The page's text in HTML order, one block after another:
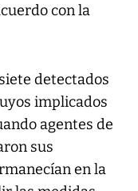
con la
detectados
implicados
agentes de
sus
en la